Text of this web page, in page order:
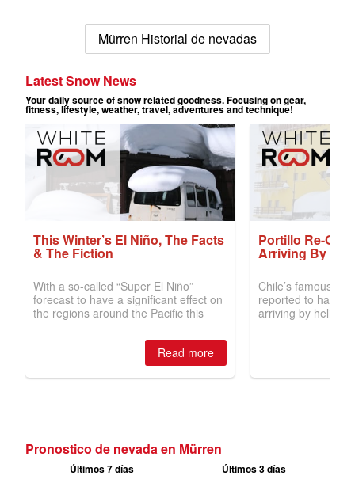
Mürren Historial de nevadas
Pronostico de nevada en Mürren
Últimos 7 días Últimos 3 días